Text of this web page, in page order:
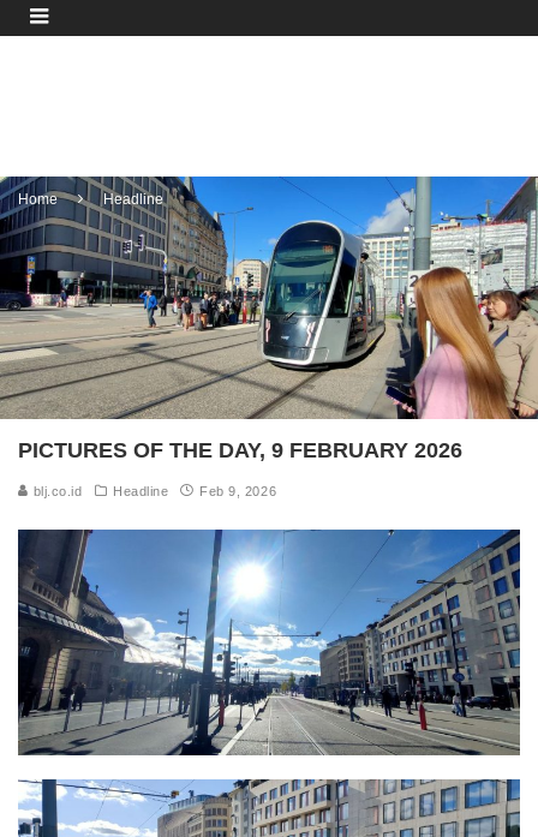
Home Headline
PICTURES OF THE DAY, 9 FEBRUARY 2026
blj.co.id Headline Feb 9, 2026